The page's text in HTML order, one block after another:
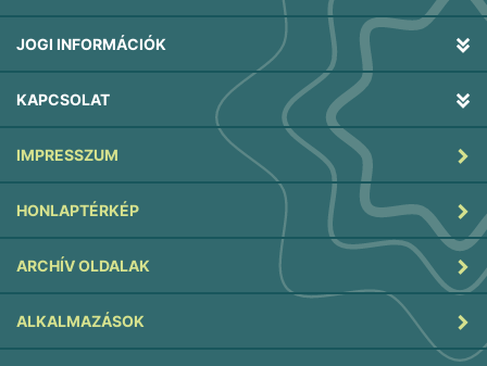
JOGI INFORMÁCIÓK
KAPCSOLAT
IMPRESSZUM
HONLAPTÉRKÉP
ARCHÍV OLDALAK
ALKALMAZÁSOK